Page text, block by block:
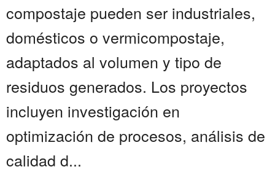
compostaje pueden ser industriales,
domésticos o vermicompostaje,
adaptados al volumen y tipo de
residuos generados. Los proyectos
incluyen investigación en
optimización de procesos, análisis de
calidad d...